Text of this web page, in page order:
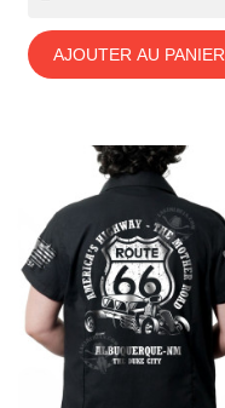
AJOUTER AU PANIER